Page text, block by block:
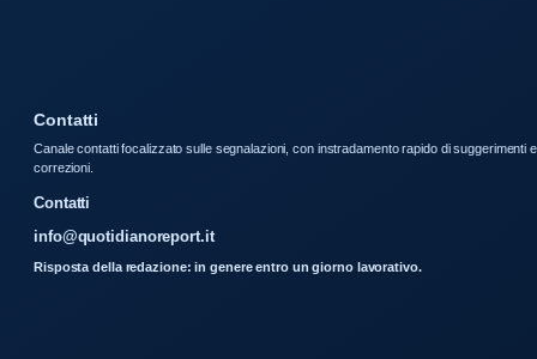
Contatti
Canale contatti focalizzato sulle segnalazioni, con instradamento rapido di suggerimenti e
correzioni.
Contatti
info@quotidianoreport.it
Risposta della redazione: in genere entro un giorno lavorativo.